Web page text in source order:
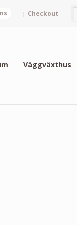
Checkout
Väggväxthus